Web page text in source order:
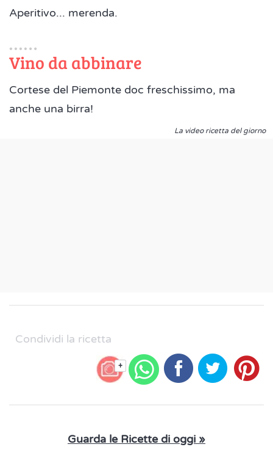
Aperitivo... merenda.
Vino da abbinare
Cortese del Piemonte doc freschissimo, ma
anche una birra!
La video ricetta del giorno
Condividi la ricetta
+
Guarda le Ricette di oggi »